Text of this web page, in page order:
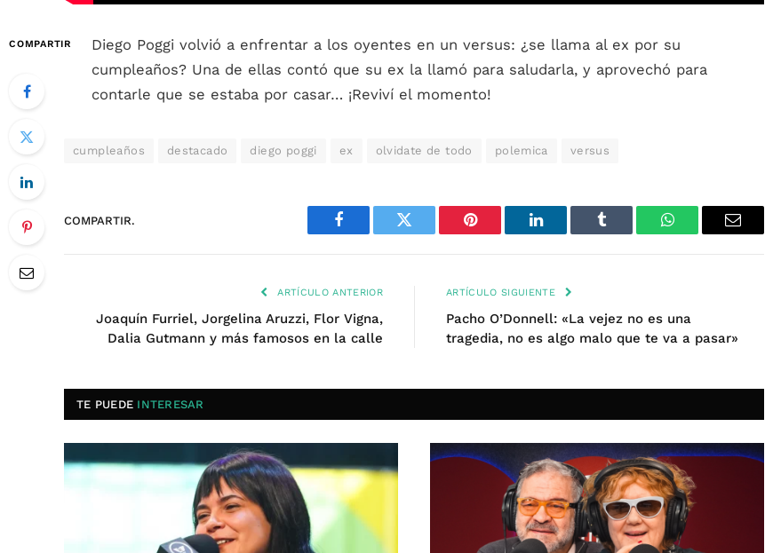
COMPARTIR
Diego Poggi volvió a enfrentar a los oyentes en un versus: ¿se llama al ex por su
cumpleaños? Una de ellas contó que su ex la llamó para saludarla, y aprovechó para
contarle que se estaba por casar… ¡Reviví el momento!
cumpleaños destacado diego poggi ex olvidate de todo polemica versus
COMPARTIR.
Facebook Twitter Pinterest LinkedIn Tumblr WhatsAppEmail
ARTÍCULO ANTERIOR
Joaquín Furriel, Jorgelina Aruzzi, Flor Vigna,
Dalia Gutmann y más famosos en la calle
ARTÍCULO SIGUIENTE
Pacho O’Donnell: «La vejez no es una
tragedia, no es algo malo que te va a pasar»
TE PUEDE INTERESAR